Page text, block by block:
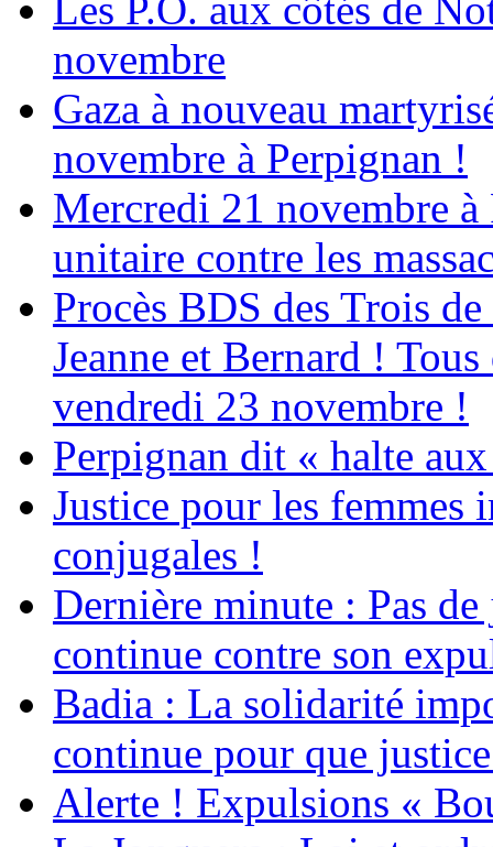
novembre
Gaza à nouveau
novembre à Perpignan !
Mercredi 21 novembre à
unitaire contre les
Procès BDS des Trois
Jeanne et Bernard !
vendredi 23 novembre !
Perpignan dit « halte
Justice pour les femmes
conjugales !
Dernière minute : Pas
continue contre son
Badia : La solidarité
continue pour que
Alerte ! Expulsions «